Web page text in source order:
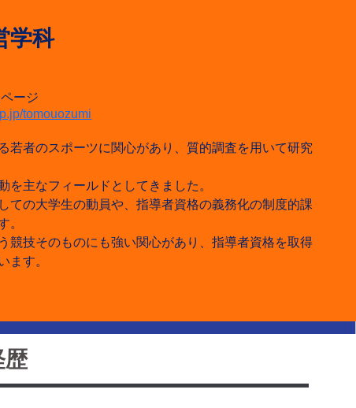
学科
ージ
tomouozumi
若者のスポーツに関心があり、質的調査を用いて研究
を主なフィールドとしてきました。
ての大学生の動員や、指導者資格の義務化の制度的課
。
競技そのものにも強い関心があり、指導者資格を取得
ます。
歴